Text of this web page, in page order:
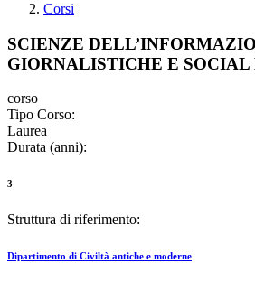
Corsi
SCIENZE
GIORNALISTICHE E SOCIAL
corso
Tipo Corso:
Laurea
Durata (anni):
3
Struttura di riferimento:
Dipartimento di Civiltà antiche e moderne